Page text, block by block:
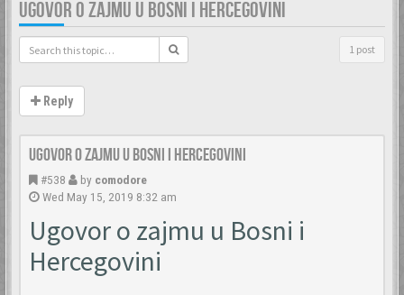
UGOVOR O ZAJMU U BOSNI I HERCEGOVINI
1 post
Reply
Ugovor o zajmu u Bosni i Hercegovini
#538 by comodore
Wed May 15, 2019 8:32 am
Ugovor o zajmu u Bosni i
Hercegovini